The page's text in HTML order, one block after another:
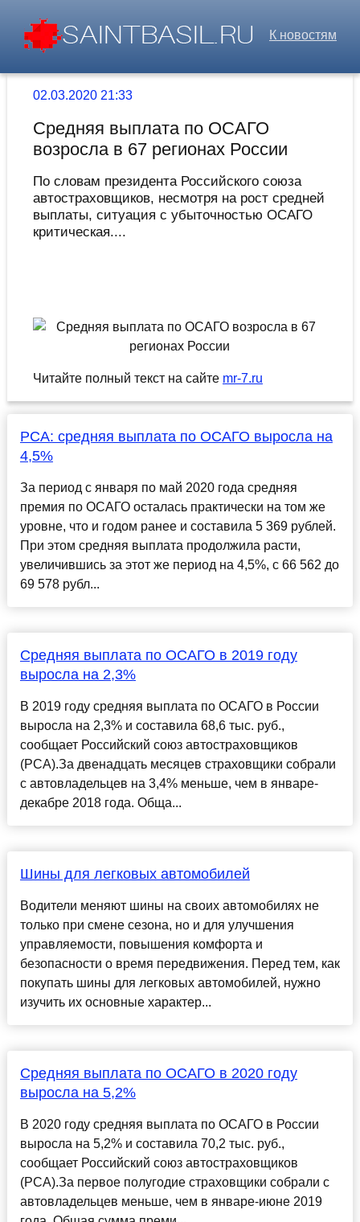
К новостям
02.03.2020 21:33
Средняя выплата по ОСАГО
возросла в 67 регионах России
По словам президента Российского союза
автостраховщиков, несмотря на рост средней
выплаты, ситуация с убыточностью ОСАГО
критическая....
Читайте полный текст на сайте mr-7.ru
РСА: средняя выплата по ОСАГО выросла на
4,5%
За период с января по май 2020 года средняя
премия по ОСАГО осталась практически на том же
уровне, что и годом ранее и составила 5 369 рублей.
При этом средняя выплата продолжила расти,
увеличившись за этот же период на 4,5%, с 66 562 до
69 578 рубл...
Средняя выплата по ОСАГО в 2019 году
выросла на 2,3%
В 2019 году средняя выплата по ОСАГО в России
выросла на 2,3% и составила 68,6 тыс. руб.,
сообщает Российский союз автостраховщиков
(РСА).За двенадцать месяцев страховщики собрали
с автовладельцев на 3,4% меньше, чем в январе-
декабре 2018 года. Обща...
Шины для легковых автомобилей
Водители меняют шины на своих автомобилях не
только при смене сезона, но и для улучшения
управляемости, повышения комфорта и
безопасности о время передвижения. Перед тем, как
покупать шины для легковых автомобилей, нужно
изучить их основные характер...
Средняя выплата по ОСАГО в 2020 году
выросла на 5,2%
В 2020 году средняя выплата по ОСАГО в России
выросла на 5,2% и составила 70,2 тыс. руб.,
сообщает Российский союз автостраховщиков
(РСА).За первое полугодие страховщики собрали с
автовладельцев меньше, чем в январе-июне 2019